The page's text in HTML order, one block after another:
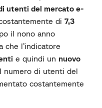
utenti del mercato e-
di7,3
il nono anno
che l’indicatore
e quindi unnuovo
numero di utenti del
costantemente